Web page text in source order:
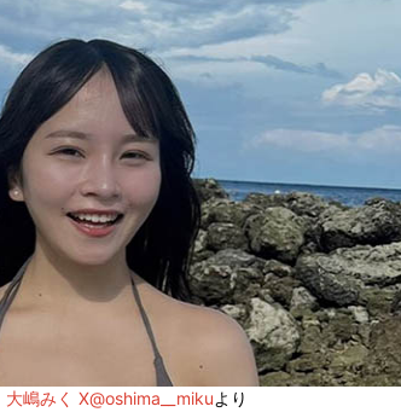
大嶋みく X@oshima__mikuより